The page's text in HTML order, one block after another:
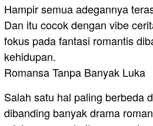
Hampir semua adegannya
Dan itu cocok dengan vibe
fokus pada fantasi romantis
kehidupan.
Romansa Tanpa Banyak Luka
Salah satu hal paling berbeda
dibanding banyak drama